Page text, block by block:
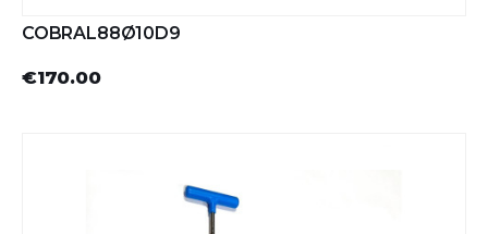
COBRAL88Ø10D9
€170.00